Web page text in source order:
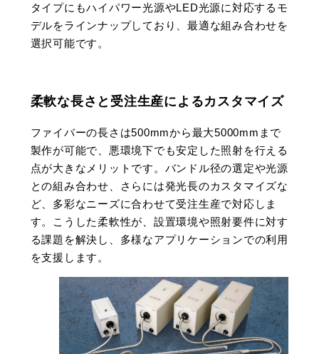
タイプにもハイパワー光源やLED光源に対応するモ
デルをラインナップしており、最適な組み合わせを
選択可能です。
柔軟な長さと受注生産によるカスタマイズ
ファイバーの長さは500mmから最大5000mmまで
製作が可能で、悪環境下でも安定した照射を行える
点が大きなメリットです。バンドル径の選定や光源
との組み合わせ、さらには発光長のカスタマイズな
ど、多彩なニーズに合わせて受注生産で対応しま
す。こうした柔軟性が、設置環境や照射要件に対す
る課題を解決し、多様なアプリケーションでの利用
を支援します。